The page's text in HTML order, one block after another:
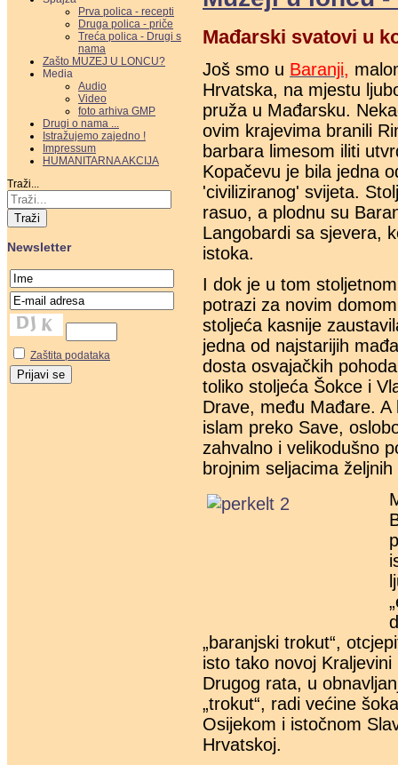
Prva polica - recepti
Druga polica - priče
Treća polica - Drugi s
nama
Zašto MUZEJ U LONCU?
Media
Audio
Video
foto arhiva GMP
Drugi o nama ...
Istražujemo zajedno !
Impressum
HUMANITARNA AKCIJA
Traži...
Traži
Newsletter
Zaštita podataka
Mađarski svatovi u
Još smo u Baranji,
Hrvatska, na mjestu
pruža u Mađarsku.
ovim krajevima branili
barbara limesom iliti
Kopačevu je bila jedna
'civiliziranog' svijeta.
rasuo, a plodnu su
Langobardi sa sjevera,
istoka.
I dok je u tom
potrazi za novim
stoljeća kasnije
jedna od najstarijih
dosta osvajačkih
toliko stoljeća Šokce i
Drave, među Mađare.
islam preko Save,
zahvalno i velikodušno
brojnim seljacima
„baranjski trokut“,
isto tako novoj
Drugog rata, u
„trokut“, radi većine
Osijekom i istočnom
Hrvatskoj.